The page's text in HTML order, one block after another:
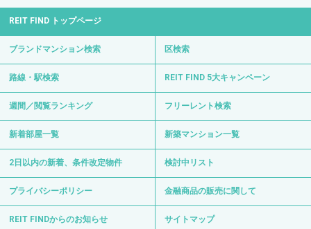
REIT FIND トップページ
ブランドマンション検索 区検索
路線・駅検索 REIT FIND 5大キャンペーン
週間／閲覧ランキング フリーレント検索
新着部屋一覧 新築マンション一覧
2日以内の新着、条件改定物件 検討中リスト
プライバシーポリシー 金融商品の販売に関して
REIT FINDからのお知らせ サイトマップ